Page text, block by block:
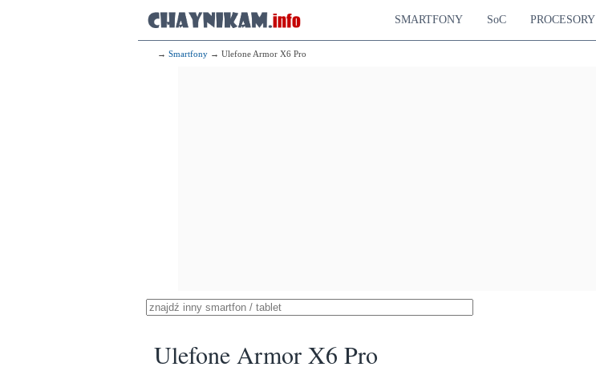
SMARTFONY SoC PROCESORY
→ Smartfony → Ulefone Armor X6 Pro
Ulefone Armor X6 Pro